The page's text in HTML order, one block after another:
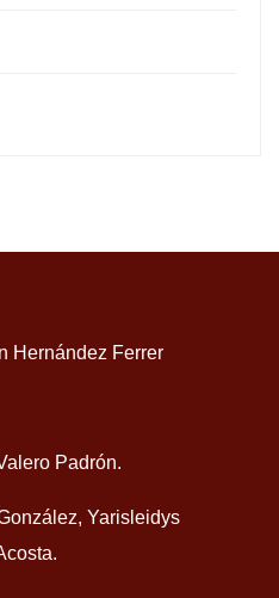
Hernández Ferrer
Padrón.
Yarisleidys